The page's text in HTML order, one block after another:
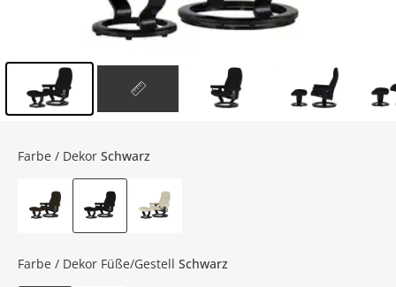
Farbe / Dekor Schwarz
Farbe / Dekor Füße/Gestell Schwarz